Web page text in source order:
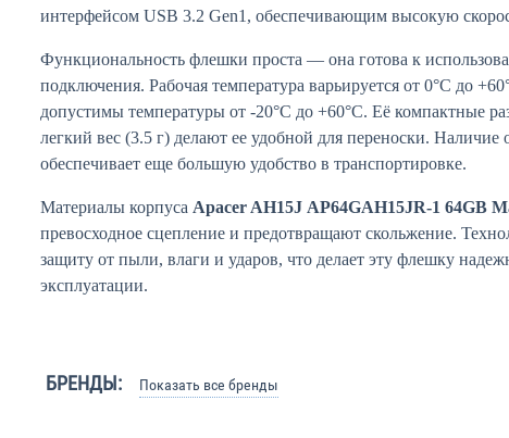
интерфейсом USB 3.2 Gen1, обеспечивающим высокую
Функциональность флешки проста — она готова к
подключения. Рабочая температура варьируется от 0°C до
допустимы температуры от -20°C до +60°C. Её компактные
легкий вес (3.5 г) делают ее удобной для переноски. Наличие
обеспечивает еще большую удобство в транспортировке.
Материалы корпуса Apacer AH15J AP64GAH15JR-1 64GB
превосходное сцепление и предотвращают скольжение.
защиту от пыли, влаги и ударов, что делает эту флешку
эксплуатации.
БРЕНДЫ: Показать все бренды